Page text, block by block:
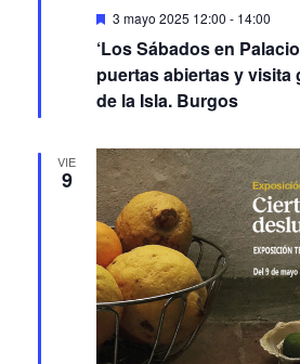
Featured
3 mayo 2025 12:00 - 14:00
‘Los Sábados en
puertas abiertas y visita
de la Isla. Burgos
VIE
9